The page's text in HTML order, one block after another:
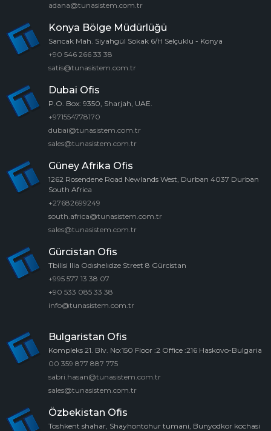
adana@tunasistem.com.tr
Konya Bölge Müdürlüğü
Sancak Mah. Siyahgül Sokak 6/H Selçuklu - Konya
+90 546 266 33 38
satis@tunasistem.com.tr
Dubai Ofis
P.O. Box: 9350, Sharjah, UAE.
+971554778170
dubai@tunasistem.com.tr
sales@tunasistem.com.tr
Güney Afrika Ofis
1262 Rosendene Road Newlands West, Durban 4037 Durban
South Africa
+27682699249
south.africa@tunasistem.com.tr
sales@tunasistem.com.tr
Gürcistan Ofis
Tbilisi Ilia Odıshelıdze Street 8 Gürcistan
+995 577 13 38 07
+90 533 085 33 38
info@tunasistem.com.tr
Bulgaristan Ofis
Kompleks 21. Blv. No:150 Floor :2 Office :216 Haskovo-Bulgaria
00 359 877 887 775
sabri.hasan@tunasistem.com.tr
sales@tunasistem.com.tr
Özbekistan Ofis
Toshkent shahar, Shayhontohur tumani, Bunyodkor kochasi